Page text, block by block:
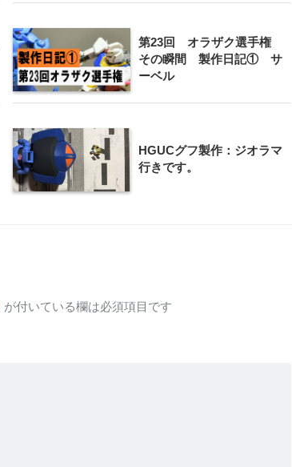
第23回 オラザク選手権
その瞬間 製作日記① サ
ーベル
HGUCグフ製作：ジオラマ
行きです。
が付いている欄は必須項目です